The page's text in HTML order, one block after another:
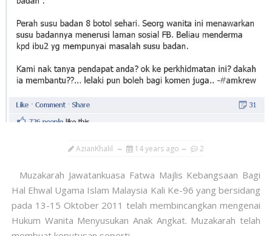
AzianKhalil 14 years ago 2
Muzakarah Jawatankuasa Fatwa Majlis Kebangsaan Bagi
Hal Ehwal Ugama Islam Malaysia Kali Ke-96 yang bersidang
pada 13-15 Oktober 2011 telah membincangkan mengenai
Hukum Wanita Menyusukan Anak Angkat. Muzakarah telah